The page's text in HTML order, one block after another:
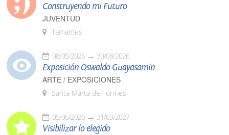
Construyendo mi Futuro
JUVENTUD
Tamames
08/05/2026 30/08/2026
Exposición Oswaldo Guayasamín
ARTE / EXPOSICIONES
Santa Marta de Tormes
05/06/2026 31/03/2027
Visibilizar lo elegido